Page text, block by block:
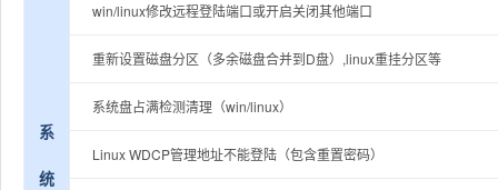
系
统
win/linux修改远程登陆端口或开启关闭其他端口
重新设置磁盘分区（多余磁盘合并到D盘）,linux重挂分区等
系统盘占满检测清理（win/linux）
Linux WDCP管理地址不能登陆（包含重置密码）